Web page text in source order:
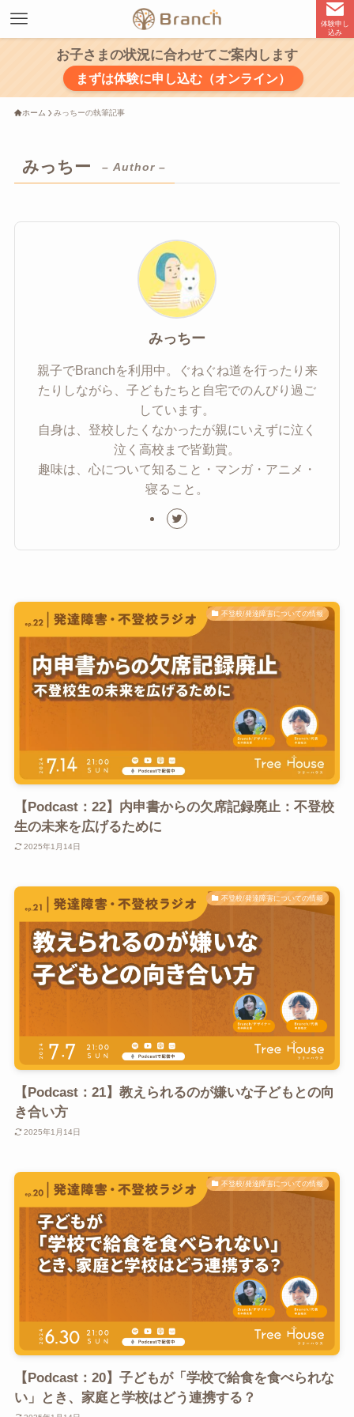
体験申し
込み
お子さまの状況に合わせてご案内します
まずは体験に申し込む（オンライン）
ホーム みっちーの執筆記事
みっちー – Author –
みっちー
親子でBranchを利用中。ぐねぐね道を行ったり来
たりしながら、子どもたちと自宅でのんびり過ご
しています。
自身は、登校したくなかったが親にいえずに泣く
泣く高校まで皆勤賞。
趣味は、心について知ること・マンガ・アニメ・
寝ること。
不登校/発達障害についての情報
【Podcast：22】内申書からの欠席記録廃止：不登校
生の未来を広げるために
2025年1月14日
不登校/発達障害についての情報
【Podcast：21】教えられるのが嫌いな子どもとの向
き合い方
2025年1月14日
不登校/発達障害についての情報
【Podcast：20】子どもが「学校で給食を食べられな
い」とき、家庭と学校はどう連携する？